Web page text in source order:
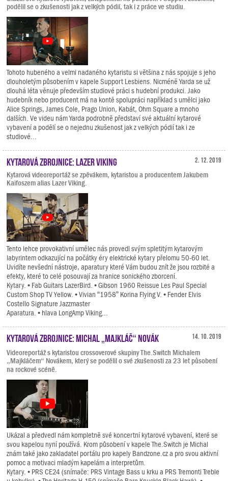
podělil se o zkušenosti jak z velkých pódií, tak i z práce ve studiu.
Tohoto hubeného a velmi nadaného kytaristu si většina z nás spojuje s jeho
dlouholetým působením v kapele Support Lesbiens. Nicméně Yarda se už
dlouhá léta věnuje především studiové práci s hudební produkci. Jako
hudebník nebo producent má na kontě spolupráci například s umělci jako
Alice Springs, James Cole, Prago Union, Kabát, Ohm Square a mnoho
dalších. Ve videu nám Yarda podrobně představí své aktuální kytarové
vybavení a podělí se o nejednu zkušenost jak z velkých pódií tak i ze
studiové...
2. 12. 2019
Kytarová zbrojnice: Lazer Viking
Kytarová videoreportáž se zpěvákem, kytaristou a producentem Jakubem
Kaifoszem alias Lazer Viking.
Tento lehce provokativní umělec nás provedl svým spletitým kytarovým
labyrintem odkazující na počátky éry elektrické kytary přelomu 50-60 let.
Uvidíte nevšední nástroje, aparatury které Vám budou znít že jsou rozbité a
efekty, které to celé posouvají za hranice sonického zborcení.
Kytary. • Fab Guitars LazerBird. • Gibson 1960 Reissue Les Paul Special
Custom Shop TV Yellow. • Vivian “1958” Korina Flying V. • Fender Elvis
Costello Signature Jazzmaster
Aparatura. • hlava LongAmp Viking...
14. 10. 2019
Kytarová zbrojnice: Michal „Majkláč“ Novák
Videoreportáž s kytaristou crossoverové skupiny The.Switch Michalem
„Majkláčem“ Novákem, který se podělil o své zkušenosti za 23 let působení
na rockové scéně.
Ukázal a předvedl nám kompletně své koncertní kytarové vybavení, které se
svou kapelou nyní používá. Krom působení v kapele The.Switch je Michal
znám také jako zakladatel portálu pro kapely Bandzone.cz a pro svou aktivní
pomoc a motivaci mladým kapelám a interpretům.
Kytary. • PRS CE24 (snímače: PRS Vintage Bass u krku a PRS Tremonti Treble